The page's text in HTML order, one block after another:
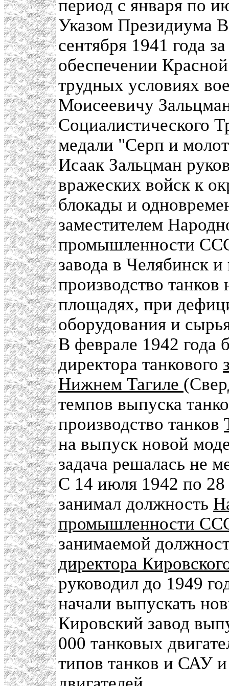
период с января по
Указом Президиума
сентября 1941 года
обеспечении
трудных условиях
Моисеевичу
Социалистического
медали "Серп и
Исаак Зальцман
вражеских войск к
блокады и
заместителем
промышленности
завода в Челябинск
производство
площадях, при
оборудования и
В феврале 1942 года
директора танкового
Нижнем Тагиле
темпов выпуска
производство танков
на выпуск новой
задача решалась не
С 14 июля 1942 по
занимал должность
промышленности
занимаемой
директора
руководил до 1949
начали выпускать
Кировский завод
000 танковых
типов танков и САУ